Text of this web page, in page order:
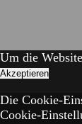
Um die
Akzeptieren
Die Cookie-
Cookie-